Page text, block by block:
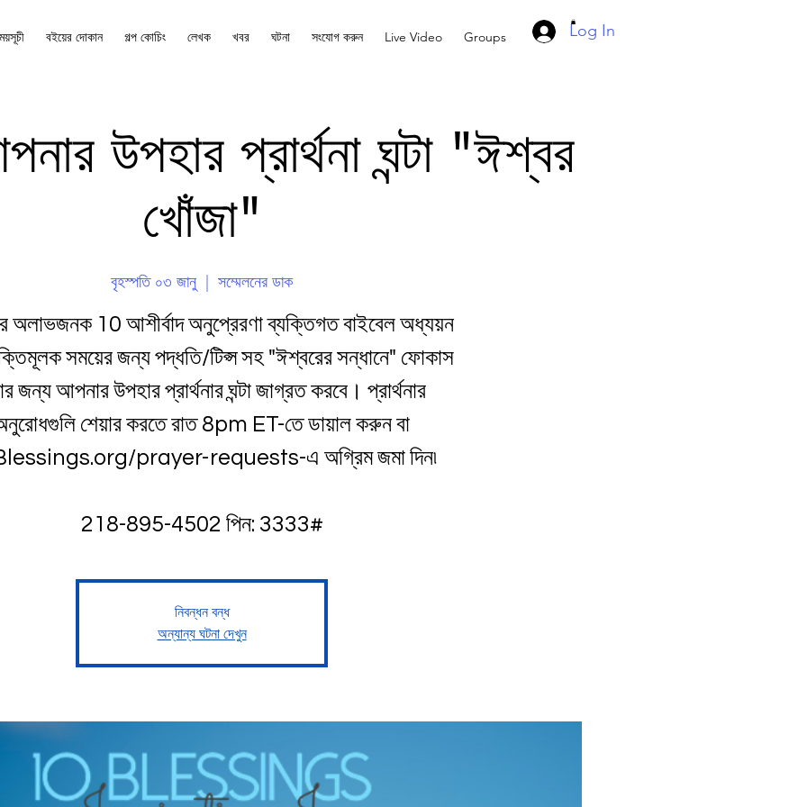
বইয়ের দোকান গল্প কোচিং লেখক খবর ঘটনা সংযোগ করুন Live Video Groups Log In
উপহার প্রার্থনা ঘন্টা "ঈশ্বর
খোঁজা"
বৃহস্পতি ০৩ জানু সম্মেলনের ডাক
অলাভজনক 10 আশীর্বাদ অনুপ্রেরণা ব্যক্তিগত বাইবেল অধ্যয়ন
সময়ের জন্য পদ্ধতি/টিপ্স সহ "ঈশ্বরের সন্ধানে" ফোকাস
জন্য আপনার উপহার প্রার্থনার ঘন্টা জাগ্রত করবে। প্রার্থনার
শেয়ার করতে রাত 8pm ET-তে ডায়াল করুন বা
prayer-requests-এ অগ্রিম জমা দিন৷
218-895-4502 পিন: 3333#
নিবন্ধন বন্ধ
অন্যান্য ঘটনা দেখুন